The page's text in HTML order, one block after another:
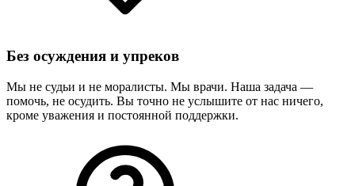
Без осуждения и упреков
Мы не судьи и не моралисты. Мы врачи. Наша задача —
помочь, не осудить. Вы точно не услышите от нас ничего,
кроме уважения и постоянной поддержки.